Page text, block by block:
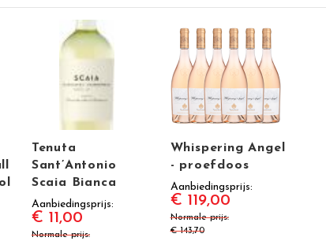
Tenuta
Sant’Antonio
Scaia Bianca
Aanbiedingsprijs
€ 11,00
Normale prijs
Whispering Angel
- proefdoos
Aanbiedingsprijs
€ 119,00
Normale prijs
€ 143,70